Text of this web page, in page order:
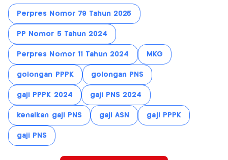
Perpres Nomor 79 Tahun 2025
PP Nomor 5 Tahun 2024
Perpres Nomor 11 Tahun 2024 MKG
golongan PPPK golongan PNS
gaji PPPK 2024 gaji PNS 2024
kenaikan gaji PNS gaji ASN gaji PPPK
gaji PNS